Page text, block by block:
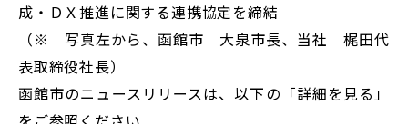
成・ＤＸ推進に関する連携協定を締結
（※ 写真左から、函館市 大泉市長、当社 梶田代
表取締役社長）
函館市のニュースリリースは、以下の「詳細を見る」